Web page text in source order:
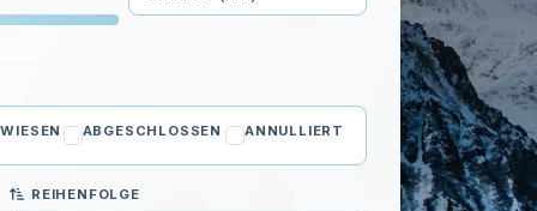
ABGESCHLOSSEN ANNULLIERT
REIHENFOLGE